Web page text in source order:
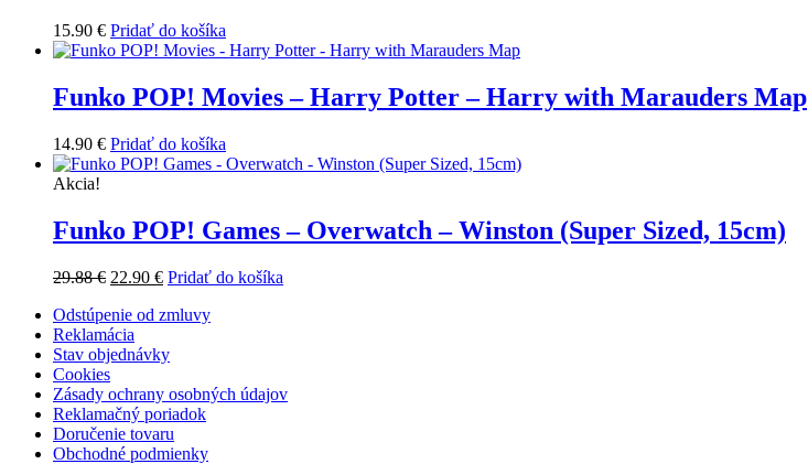
15.90 € Pridať do košíka
Funko POP! Movies – Harry Potter – Harry with Marauders Map
14.90 € Pridať do košíka
Akcia!
Funko POP! Games – Overwatch – Winston (Super Sized, 15cm)
29.88€ Pôvodná
bola:
29.88 €.
22.90 €Aktuálna
je:
Pridať do košíka
Odstúpenie od zmluvy
Reklamácia
Stav objednávky
Cookies
Zásady ochrany osobných údajov
Reklamačný poriadok
Doručenie tovaru
Obchodné podmienky